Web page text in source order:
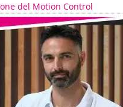
del Motion Control